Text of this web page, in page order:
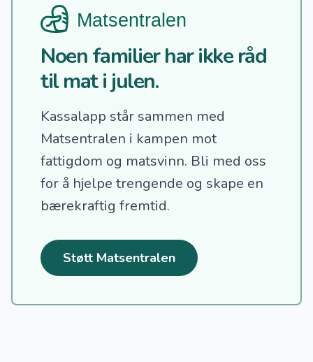
Noen familier har ikke råd
til mat i julen.
Kassalapp står sammen med
Matsentralen i kampen mot
fattigdom og matsvinn. Bli med oss
for å hjelpe trengende og skape en
bærekraftig fremtid.
Støtt Matsentralen